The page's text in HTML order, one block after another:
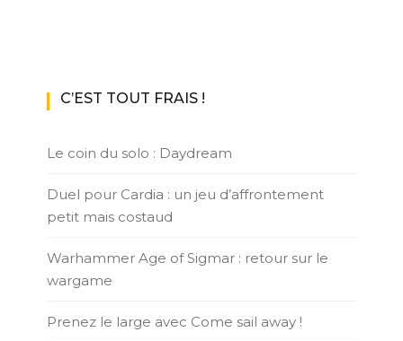
C’EST TOUT FRAIS !
Le coin du solo : Daydream
Duel pour Cardia : un jeu d’affrontement
petit mais costaud
Warhammer Age of Sigmar : retour sur le
wargame
Prenez le large avec Come sail away !